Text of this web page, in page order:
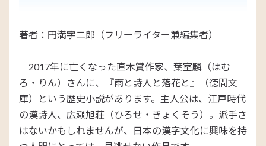
著者：円満字二郎（フリーライター兼編集者）
2017年に亡くなった直木賞作家、葉室麟（はむ
ろ・りん）さんに、『雨と詩人と落花と』（徳間文
庫）という歴史小説があります。主人公は、江戸時代
の漢詩人、広瀬旭荘（ひろせ・きょくそう）。派手さ
はないかもしれませんが、日本の漢字文化に興味を持